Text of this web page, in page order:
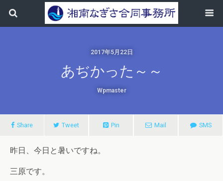
2017年5月22日
あぢかった～～
Wpmaster
Share Tweet Pin Mail SMS
昨日、今日と暑いですね。
三原です。